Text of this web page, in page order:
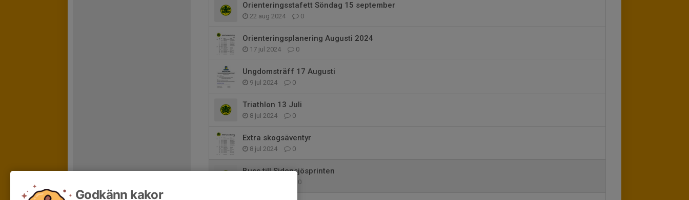
Orienteringsstafett Söndag 15 september
22 aug 2024 0
Orienteringsplanering Augusti 2024
17 jul 2024 0
Ungdomsträff 17 Augusti
9 jul 2024 0
Triathlon 13 Juli
8 jul 2024 0
Extra skogsäventyr
8 jul 2024 0
Buss till Sidensjösprinten
0
Godkänn kakor